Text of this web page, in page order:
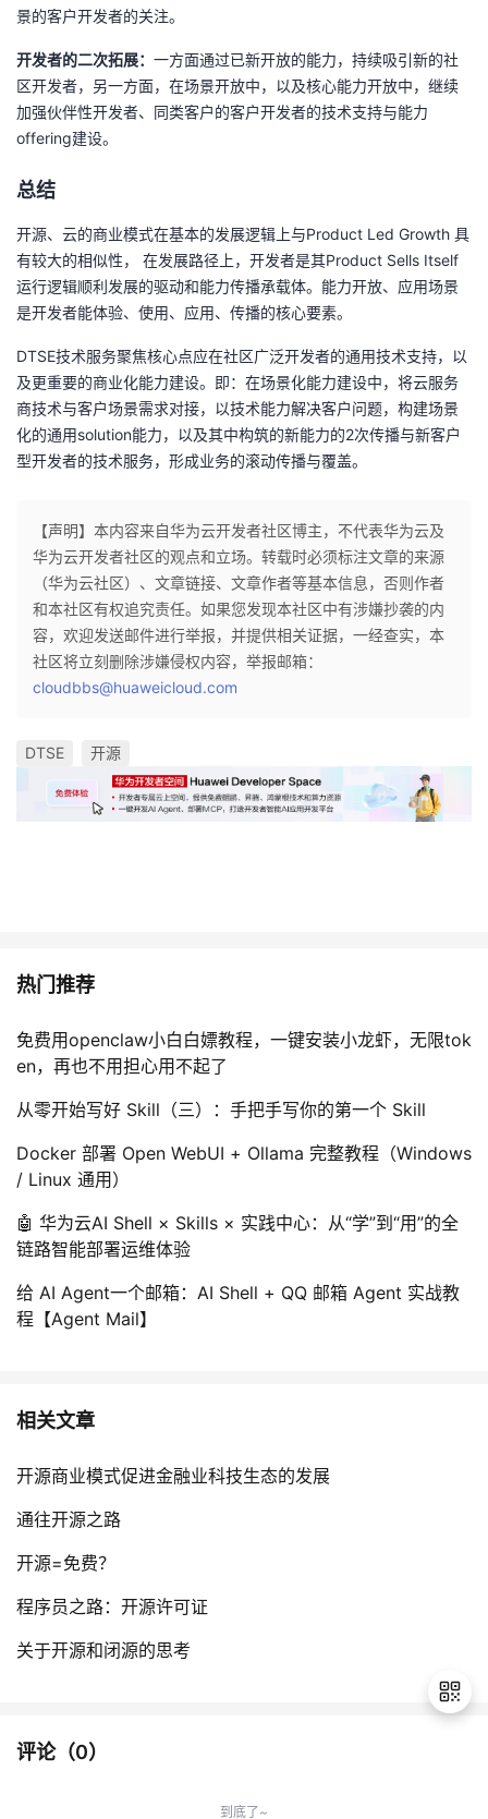
景的客户开发者的关注。
开发者的二次拓展： 一方面通过已新开放的能力，持续吸引新的社
区开发者，另一方面，在场景开放中，以及核心能力开放中，继续
加强伙伴性开发者、同类客户的客户开发者的技术支持与能力
offering建设。
总结
开源、云的商业模式在基本的发展逻辑上与Product Led Growth 具
有较大的相似性， 在发展路径上，开发者是其Product Sells Itself
运行逻辑顺利发展的驱动和能力传播承载体。能力开放、应用场景
是开发者能体验、使用、应用、传播的核心要素。
DTSE技术服务聚焦核心点应在社区广泛开发者的通用技术支持，以
及更重要的商业化能力建设。即：在场景化能力建设中，将云服务
商技术与客户场景需求对接，以技术能力解决客户问题，构建场景
化的通用solution能力，以及其中构筑的新能力的2次传播与新客户
型开发者的技术服务，形成业务的滚动传播与覆盖。
【声明】本内容来自华为云开发者社区博主，不代表华为云及
华为云开发者社区的观点和立场。转载时必须标注文章的来源
（华为云社区）、文章链接、文章作者等基本信息，否则作者
和本社区有权追究责任。如果您发现本社区中有涉嫌抄袭的内
容，欢迎发送邮件进行举报，并提供相关证据，一经查实，本
社区将立刻删除涉嫌侵权内容，举报邮箱：
cloudbbs@huaweicloud.com
DTSE 开源
热门推荐
免费用openclaw小白白嫖教程，一键安装小龙虾，无限tok
en，再也不用担心用不起了
从零开始写好 Skill（三）：手把手写你的第一个 Skill
Docker 部署 Open WebUI + Ollama 完整教程（Windows
/ Linux 通用）
🤖 华为云AI Shell × Skills × 实践中心：从“学”到“用”的全
链路智能部署运维体验
给 AI Agent一个邮箱：AI Shell + QQ 邮箱 Agent 实战教
程【Agent Mail】
相关文章
开源商业模式促进金融业科技生态的发展
通往开源之路
开源=免费？
程序员之路：开源许可证
关于开源和闭源的思考
评论（0）
到底了~